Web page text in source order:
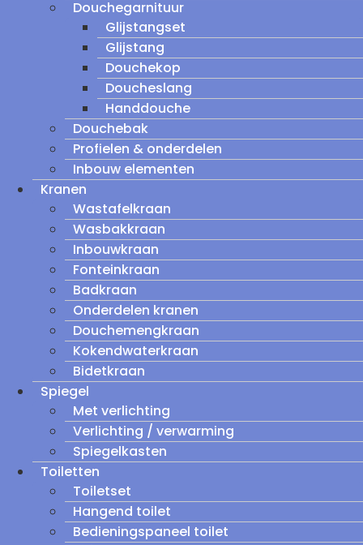
Douchegarnituur
Glijstangset
Glijstang
Douchekop
Doucheslang
Handdouche
Douchebak
Profielen & onderdelen
Inbouw elementen
Kranen
Wastafelkraan
Wasbakkraan
Inbouwkraan
Fonteinkraan
Badkraan
Onderdelen kranen
Douchemengkraan
Kokendwaterkraan
Bidetkraan
Spiegel
Met verlichting
Verlichting / verwarming
Spiegelkasten
Toiletten
Toiletset
Hangend toilet
Bedieningspaneel toilet